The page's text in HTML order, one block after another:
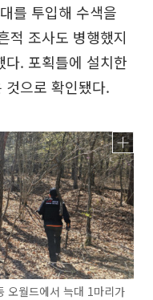
를 투입해 수색을
적 조사도 병행했지
. 포획틀에 설치한
것으로 확인됐다.
월드에서 늑대 1마리가